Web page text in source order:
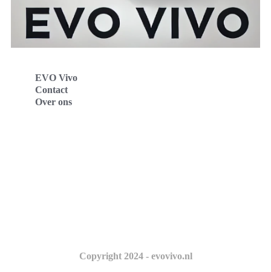
EVO Vivo
Contact
Over ons
Copyright 2024 - evovivo.nl